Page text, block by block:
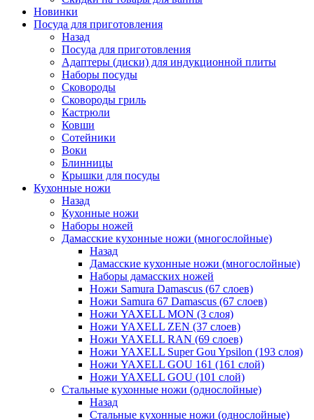
Новинки
Посуда для приготовления
Назад
Посуда для приготовления
Адаптеры (диски) для индукционной плиты
Наборы посуды
Сковороды
Сковороды гриль
Кастрюли
Ковши
Сотейники
Воки
Блинницы
Крышки для посуды
Кухонные ножи
Назад
Кухонные ножи
Наборы ножей
Дамасские кухонные ножи (многослойные)
Назад
Дамасские кухонные ножи (многослойные)
Наборы дамасских ножей
Ножи Samura Damascus (67 слоев)
Ножи Samura 67 Damascus (67 слоев)
Ножи YAXELL MON (3 слоя)
Ножи YAXELL ZEN (37 слоев)
Ножи YAXELL RAN (69 слоев)
Ножи YAXELL Super Gou Ypsilon (193 слоя)
Ножи YAXELL GOU 161 (161 слой)
Ножи YAXELL GOU (101 слой)
Стальные кухонные ножи (однослойные)
Назад
Стальные кухонные ножи (однослойные)